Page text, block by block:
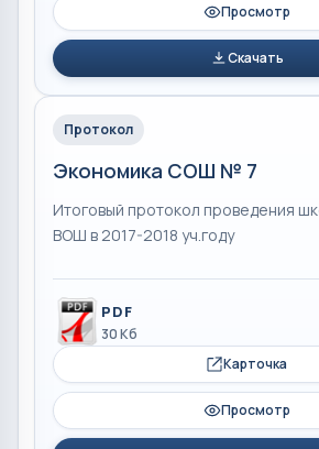
Просмотр
Скачать
Протокол
Экономика СОШ № 7
Итоговый протокол проведения
ВОШ в 2017-2018 уч.году
PDF
30 Кб
Карточка
Просмотр